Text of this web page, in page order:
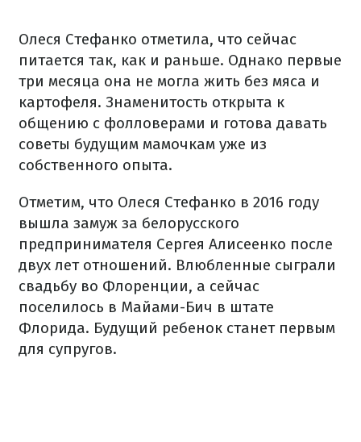
Олеся Стефанко отметила, что сейчас
питается так, как и раньше. Однако первые
три месяца она не могла жить без мяса и
картофеля. Знаменитость открыта к
общению с фолловерами и готова давать
советы будущим мамочкам уже из
собственного опыта.
Отметим, что Олеся Стефанко в 2016 году
вышла замуж за белорусского
предпринимателя Сергея Алисеенко после
двух лет отношений. Влюбленные сыграли
свадьбу во Флоренции, а сейчас
поселилось в Майами-Бич в штате
Флорида. Будущий ребенок станет первым
для супругов.